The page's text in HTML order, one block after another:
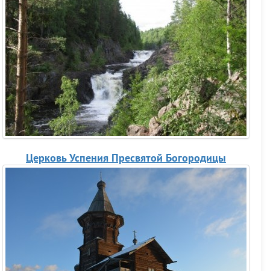
Церковь Успения Пресвятой Богородицы